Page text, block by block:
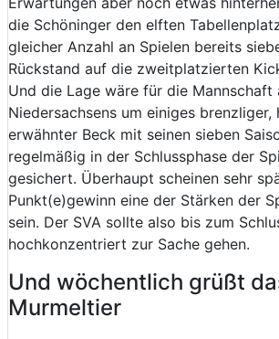
die Schöninger den elften
gleicher Anzahl an Spielen bereits
Rückstand auf die zweitplatzierten
Und die Lage wäre für die Mannschaft
Niedersachsens um einiges
erwähnter Beck mit seinen sieben
regelmäßig in der Schlussphase der
gesichert. Überhaupt scheinen sehr
Punkt(e)gewinn eine der Stärken der
sein. Der SVA sollte also bis zum
hochkonzentriert zur Sache gehen.
Und wöchentlich grüßt
Murmeltier